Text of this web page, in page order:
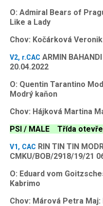
O: Admiral Bears of
Like a Lady
Chov: Kočárková
V2, r.CAC ARMIN
20.04.2022
O: Quentin Tarantino
Modrý kaňon
Chov: Hájková Martina
PSI / MALE Třída
V1, CAC RIN TIN TIN
CMKU/BOB/2918/19/21
O: Eduard vom
Kabrimo
Chov: Márová Petra Maj: